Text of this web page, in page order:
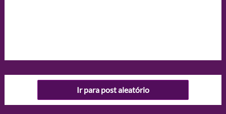
Ir para post aleatório